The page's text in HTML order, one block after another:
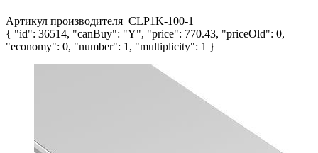
Артикул производителя CLP1K-100-1
{ "id": 36514, "canBuy": "Y", "price": 770.43, "priceOld": 0,
"economy": 0, "number": 1, "multiplicity": 1 }